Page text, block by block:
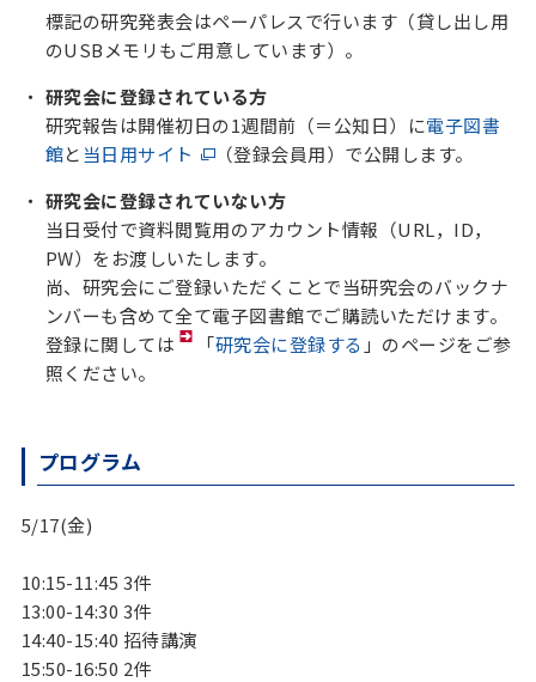
標記の研究発表会はペーパレスで行います（貸し出し用
のUSBメモリもご用意しています）。
研究会に登録されている方
研究報告は開催初日の1週間前（＝公知日）に電子図書
館と 当日用サイト
（登録会員用）で公開します。
研究会に登録されていない方
当日受付で資料閲覧用のアカウント情報（URL，ID，
PW）をお渡しいたします。
尚、研究会にご登録いただくことで当研究会のバックナ
ンバーも含めて全て電子図書館でご購読いただけます。
登録に関しては
「研究会に登録する 」のページをご参
照ください。
プログラム
5/17(金)
10:15-11:45 3件
13:00-14:30 3件
14:40-15:40 招待講演
15:50-16:50 2件